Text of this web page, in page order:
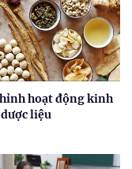
hoạt động kinh
liệu